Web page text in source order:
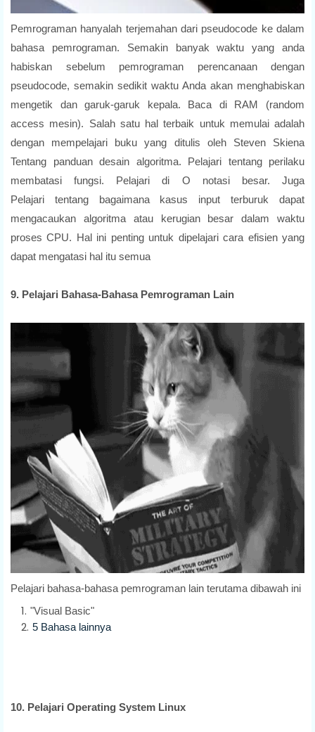
Pemrograman hanyalah terjemahan dari pseudocode ke dalam
bahasa pemrograman. Semakin banyak waktu yang anda
habiskan sebelum pemrograman perencanaan dengan
pseudocode, semakin sedikit waktu Anda akan menghabiskan
mengetik dan garuk-garuk kepala. Baca di RAM (random
access mesin). Salah satu hal terbaik untuk memulai adalah
dengan mempelajari buku yang ditulis oleh Steven Skiena
Tentang panduan desain algoritma. Pelajari tentang perilaku
membatasi fungsi. Pelajari di O notasi besar. Juga
Pelajari tentang bagaimana kasus input
terburuk dapat
mengacaukan algoritma atau kerugian besar dalam waktu
proses CPU. Hal ini penting untuk dipelajari cara efisien yang
dapat mengatasi hal itu semua
9. Pelajari Bahasa-Bahasa Pemrograman Lain
Pelajari bahasa-bahasa pemrograman lain terutama dibawah ini
"Visual Basic"
5 Bahasa lainnya
10. Pelajari Operating System Linux